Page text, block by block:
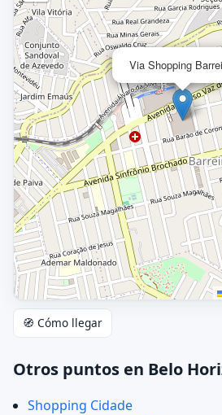
Via Shopping
🧭 Cómo llegar
Otros puntos en Belo
Shopping Cidade